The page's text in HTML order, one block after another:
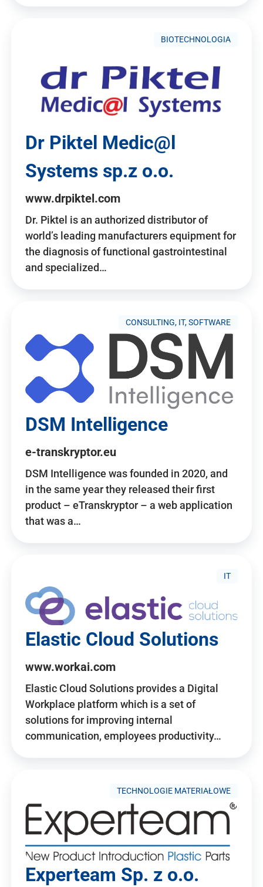
BIOTECHNOLOGIA
Dr Piktel Medic@l
Systems sp.z o.o.
www.drpiktel.com
Dr. Piktel is an authorized distributor of
world’s leading manufacturers equipment for
the diagnosis of functional gastrointestinal
and specialized…
CONSULTING, IT, SOFTWARE
DSM Intelligence
e-transkryptor.eu
DSM Intelligence was founded in 2020, and
in the same year they released their first
product – eTranskryptor – a web application
that was a…
IT
Elastic Cloud Solutions
www.workai.com
Elastic Cloud Solutions provides a Digital
Workplace platform which is a set of
solutions for improving internal
communication, employees productivity…
TECHNOLOGIE MATERIAŁOWE
Experteam Sp. z o.o.